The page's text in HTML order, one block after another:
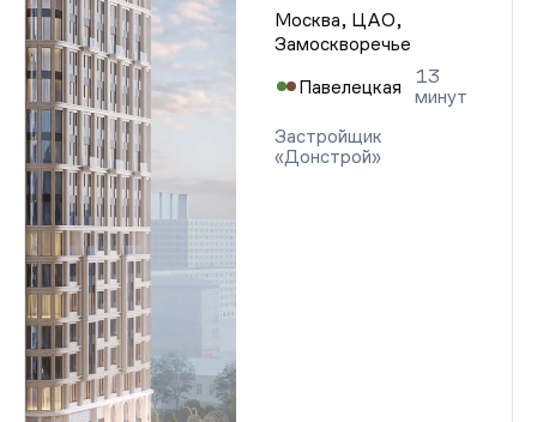
Москва, ЦАО,
Замоскворечье
Павелецкая
13
минут
Застройщик
«Донстрой»